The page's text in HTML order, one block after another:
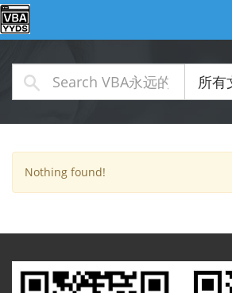
所有
Nothing found!